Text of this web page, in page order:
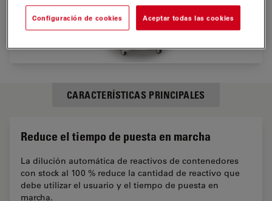
CARACTERÍSTICAS PRINCIPALES
Reduce el tiempo de puesta en marcha
La dilución automática de reactivos de contenedores
con stock al 100 % reduce la cantidad de reactivo que
debe utilizar el usuario y el tiempo de puesta en
marcha.
Configuración de cookies Aceptar todas las cookies